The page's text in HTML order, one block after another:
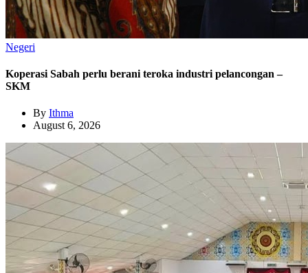
Negeri
Koperasi Sabah perlu berani teroka industri pelancongan –
SKM
By Ithma
August 6, 2026